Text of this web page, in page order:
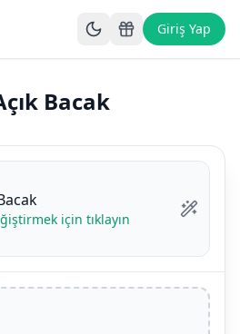
Giriş Yap
Bacak
için tıklayın